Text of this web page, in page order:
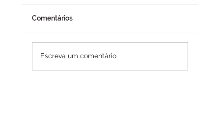
agro
A recente decisão do Conselho Monetário
proprietários de terras e para
Comentários
Escreva um comentário